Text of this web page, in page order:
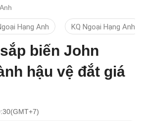
Hạng Anh KQ Ngoại Hạng Anh
biến John
hậu vệ đắt giá